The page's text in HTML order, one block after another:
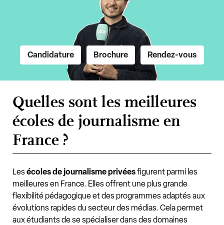
Candidature Brochure Rendez-vous
Quelles sont les meilleures
écoles de journalisme en
France ?
Lesécoles de journalisme privéesfigurent parmi les
meilleures en France. Elles offrent une plus grande
flexibilité pédagogique et des programmes adaptés aux
évolutions rapides du secteur des médias. Cela permet
aux étudiants de se spécialiser dans des domaines